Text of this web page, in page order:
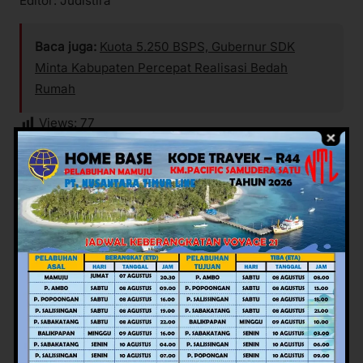
Baca juga: Kuota 5.250 BSPS, Gubernur SDK
Minta Kabupaten Percepat Realisasi Bedah
Rumah
Views: 77
Facebook Twitter Pinterest Mail WhatsApp
Potret Rakyat